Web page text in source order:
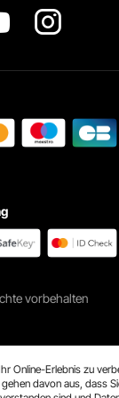
vorbehalten
Online-Erlebnis zu
davon aus, dass